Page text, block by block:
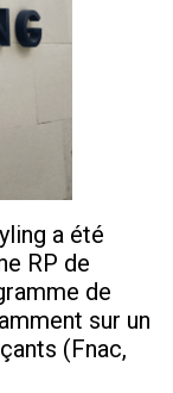
a été
RP de
de
sur un
(Fnac,